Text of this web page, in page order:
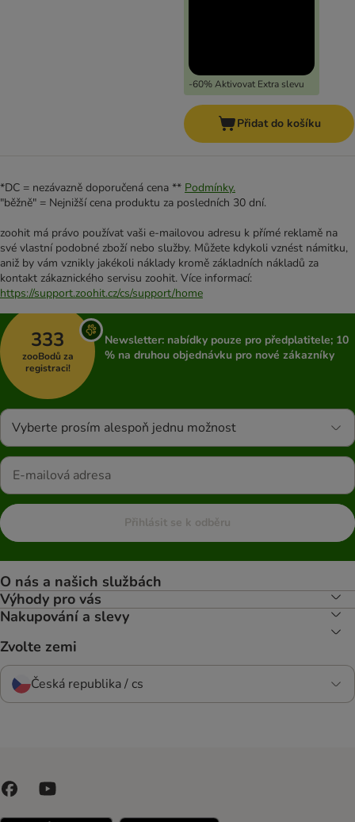
-60% Aktivovat Extra slevu
Přidat do košíku
*DC = nezávazně doporučená cena ** Podmínky.
"běžně" = Nejnižší cena produktu za posledních 30 dní.
zoohit má právo používat vaši e-mailovou adresu k přímé reklamě na
své vlastní podobné zboží nebo služby. Můžete kdykoli vznést námitku,
aniž by vám vznikly jakékoli náklady kromě základních nákladů za
kontakt zákaznického servisu zoohit. Více informací:
https://support.zoohit.cz/cs/support/home
333
zooBodů za
registraci!
Newsletter: nabídky pouze pro předplatitele; 10
% na druhou objednávku pro nové zákazníky
Vyberte prosím alespoň jednu možnost
Přihlásit se k odběru
O nás a našich službách
Výhody pro vás
Nakupování a slevy
Zvolte zemi
Česká republika / cs